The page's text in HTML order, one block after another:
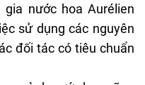
gia nước hoa Aurélien
sử dụng các nguyên
đối tác có tiêu chuẩn